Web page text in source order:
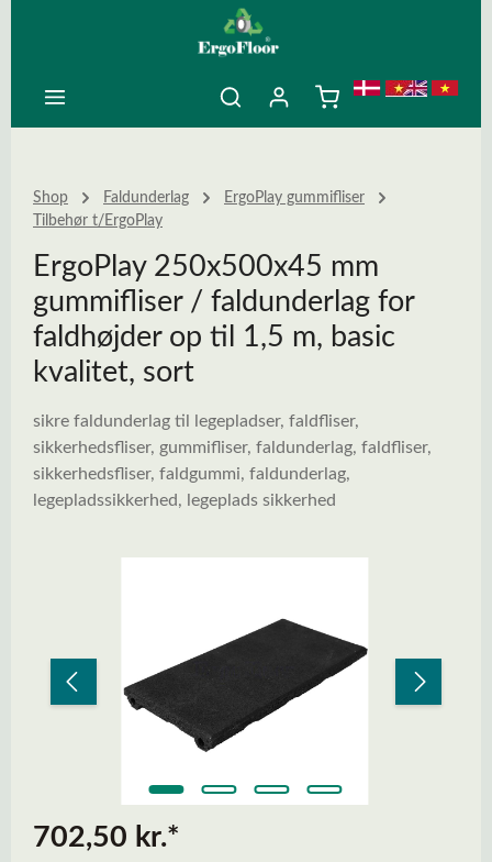
Shop Faldunderlag
ErgoPlay gummifliser
Tilbehør t/ErgoPlay
ErgoPlay 250x500x45 mm
gummifliser / faldunderlag for
faldhøjder op til 1,5 m, basic
kvalitet, sort
sikre faldunderlag til legepladser, faldfliser,
sikkerhedsfliser, gummifliser, faldunderlag, faldfliser,
sikkerhedsfliser, faldgummi, faldunderlag,
legepladssikkerhed, legeplads sikkerhed
702,50 kr.*